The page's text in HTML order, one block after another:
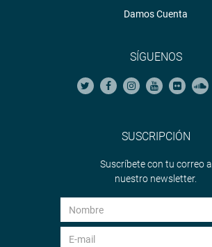
Damos Cuenta
SÍGUENOS
SUSCRIPCIÓN
Suscríbete con tu correo a
nuestro newsletter.